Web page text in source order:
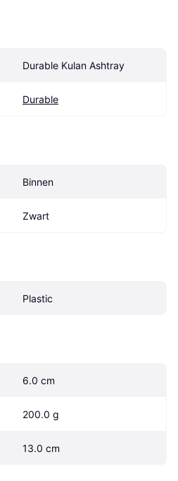
Durable Kulan Ashtray
Durable
Binnen
Zwart
Plastic
6.0 cm
200.0 g
13.0 cm